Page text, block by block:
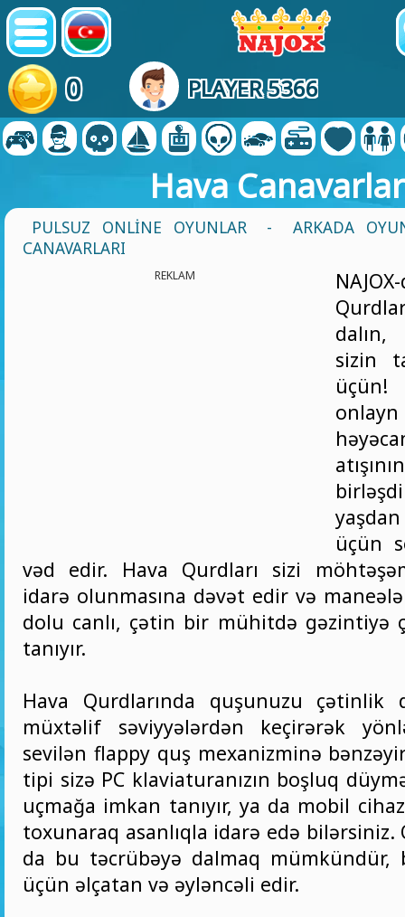
0 PLAYER 5366
Hava
PULSUZ ONLINE OYUNLAR -
ARKADA
CANAVARLARI
REKLAM
sizin
üçün!
üçün
vəd edir. Hava Qurdları sizi
idarə olunmasına dəvət edir və
dolu canlı, çətin bir mühitdə gəzintiyə
tanıyır.
Hava Qurdlarında quşunuzu çətinlik
müxtəlif səviyyələrdən keçirərək
sevilən flappy quş mexanizminə
tipi sizə PC klaviaturanızın boşluq
uçmağa imkan tanıyır, ya da mobil
toxunaraq asanlıqla idarə edə bilərsiniz.
da bu təcrübəyə dalmaq mümkündür,
üçün əlçatan və əyləncəli edir.